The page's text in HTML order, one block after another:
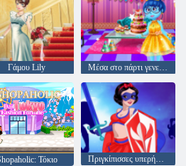
Γάμου Lily Μέσα στο πάρτι γενεθλίων
Τόκιο Πριγκίπισσες υπερήρωες